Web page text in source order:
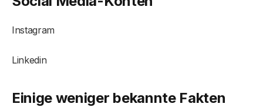
Instagram
Linkedin
Einige weniger bekannte Fakten